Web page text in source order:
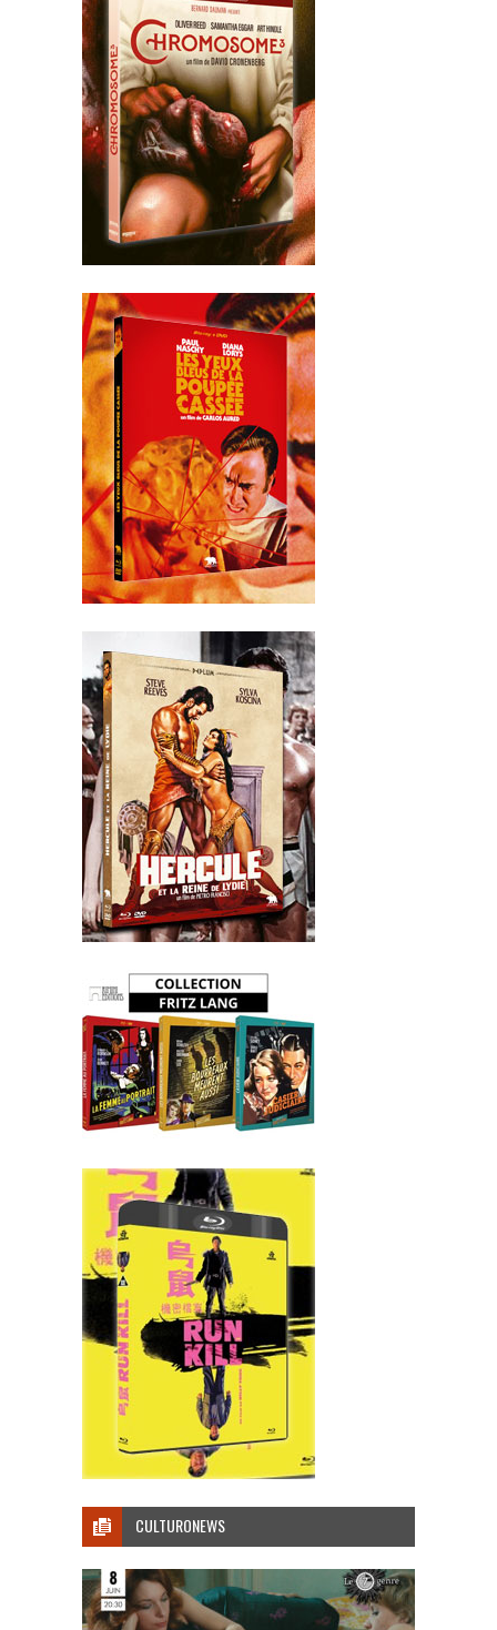
CULTURONEWS